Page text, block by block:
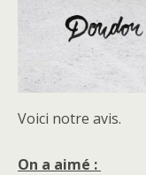
Voici notre avis.
On a aimé :